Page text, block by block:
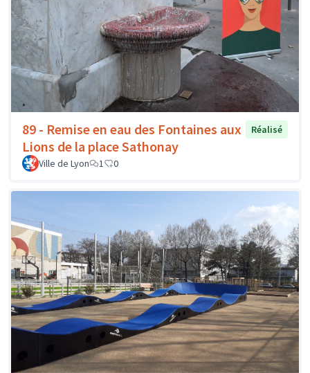
89 - Remise en eau des Fontaines aux
Lions de la place Sathonay
Réalisé
Ville de Lyon 1 0